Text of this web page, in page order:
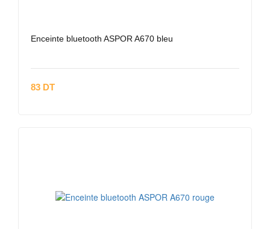
Enceinte bluetooth ASPOR A670 bleu
83 DT